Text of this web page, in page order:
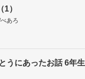
）
あろ
うにあったお話 6年生